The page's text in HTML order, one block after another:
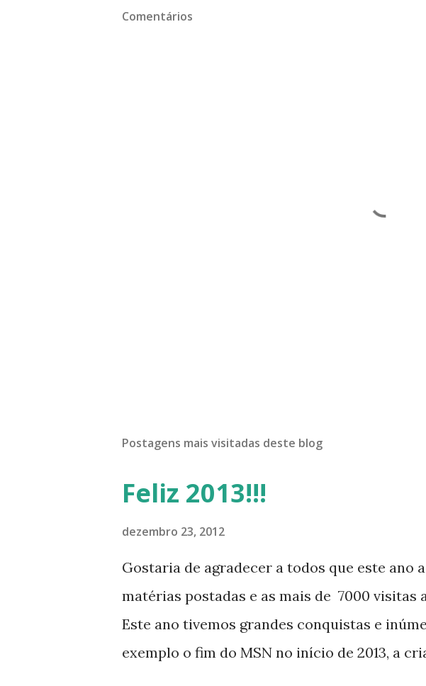
Comentários
Postagens mais visitadas deste blog
Feliz 2013!!!
dezembro 23, 2012
Gostaria de agradecer a todos que este ano
matérias postadas e as mais de 7000 visitas
Este ano tivemos grandes conquistas e
exemplo o fim do MSN no início de 2013, a